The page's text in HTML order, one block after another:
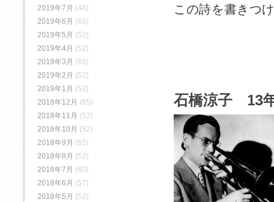
この詩を書きつ
石橋涼子 13
2019年7月 (48)
2019年6月 (65)
2019年5月 (52)
2019年4月 (52)
2019年3月 (65)
2019年2月 (52)
2019年1月 (53)
2018年12月 (65)
2018年11月 (52)
2018年10月 (52)
2018年9月 (65)
2018年8月 (52)
2018年7月 (60)
2018年6月 (57)
2018年5月 (52)